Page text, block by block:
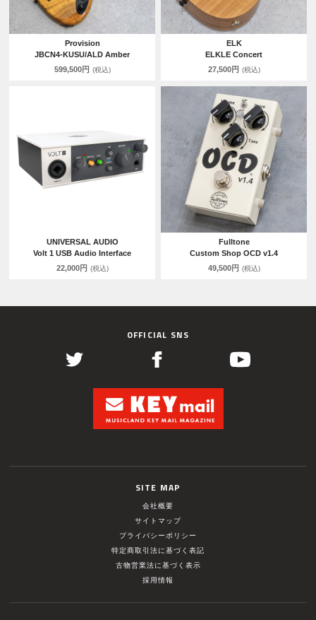
Provision
JBCN4-KUSU/ALD Amber
599,500円 (税込)
ELK
ELKLE Concert
27,500円 (税込)
UNIVERSAL AUDIO
Volt 1 USB Audio Interface
22,000円 (税込)
Fulltone
Custom Shop OCD v1.4
49,500円 (税込)
OFFICIAL SNS
SITE MAP
会社概要
サイトマップ
プライバシーポリシー
特定商取引法に基づく表記
古物営業法に基づく表示
採用情報